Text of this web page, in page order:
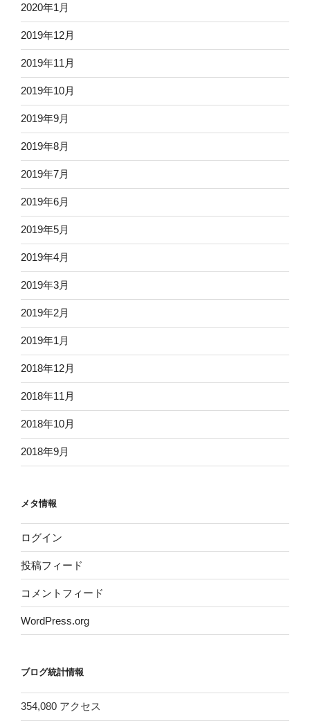
2020年1月
2019年12月
2019年11月
2019年10月
2019年9月
2019年8月
2019年7月
2019年6月
2019年5月
2019年4月
2019年3月
2019年2月
2019年1月
2018年12月
2018年11月
2018年10月
2018年9月
メタ情報
ログイン
投稿フィード
コメントフィード
WordPress.org
ブログ統計情報
354,080 アクセス